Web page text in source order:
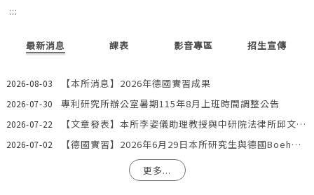
:::
最新消息 課表 影音專區 招生宣傳
2026-08-03 【本所消息】2026年德國實習成果
2026-07-30 專利研究所辦公室暑期115年8月上班時間調整公告
2026-07-22 【文章發表】本所李姿儀助理教授與中研院法律所邱文聰研究員發表文章：「『合理使用』夠用嗎？AI模型訓練著作利用合法性之階段化分析與我國法制因應」
2026-07-02
【德國實習】2026年6月29日本所研究生與德國Boehmert & Boehmert專利事務所一同參訪歐洲專利局。
更多...